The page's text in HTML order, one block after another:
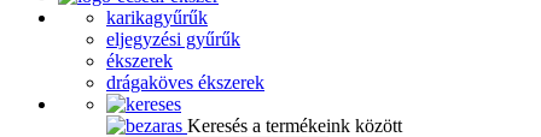
karikagyűrűk
eljegyzési gyűrűk
ékszerek
drágaköves ékszerek
Keresés a termékeink között